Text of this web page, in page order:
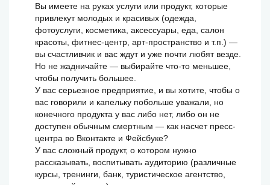
Вы имеете на руках услуги или продукт, которые
привлекут молодых и красивых (одежда,
фотоуслуги, косметика, аксессуары, еда, салон
красоты, фитнес-центр, арт-пространство и т.п.) —
вы счастливчик и вас ждут и уже почти любят везде.
Но не жадничайте — выбирайте что-то меньшее,
чтобы получить большее.
У вас серьезное предприятие, и вы хотите, чтобы о
вас говорили и капельку побольше уважали, но
конечного продукта у вас либо нет, либо он не
доступен обычным смертным — как насчет пресс-
центра во Вконтакте и Фейсбуке?
У вас сложный продукт, о котором нужно
рассказывать, воспитывать аудиторию (различные
курсы, тренинги, банк, туристическое агентство,